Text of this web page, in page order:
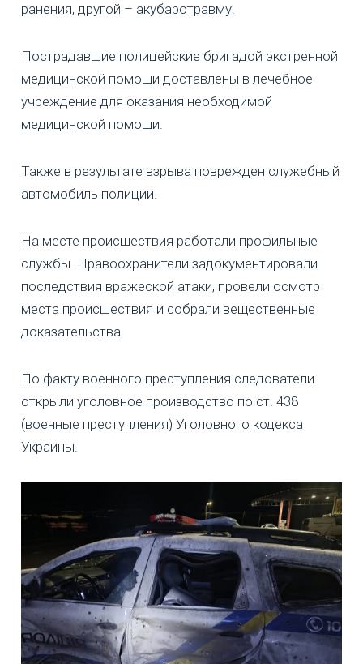
ранения, другой – акубаротравму.
Пострадавшие полицейские бригадой экстренной
медицинской помощи доставлены в лечебное
учреждение для оказания необходимой
медицинской помощи.
Также в результате взрыва поврежден служебный
автомобиль полиции.
На месте происшествия работали профильные
службы. Правоохранители задокументировали
последствия вражеской атаки, провели осмотр
места происшествия и собрали вещественные
доказательства.
По факту военного преступления следователи
открыли уголовное производство по ст. 438
(военные преступления) Уголовного кодекса
Украины.